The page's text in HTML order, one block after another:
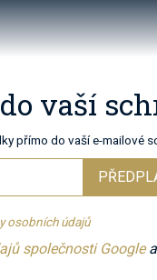
vaší
přímo do vaší e-mailové
osobních údajů
společnosti Googlea